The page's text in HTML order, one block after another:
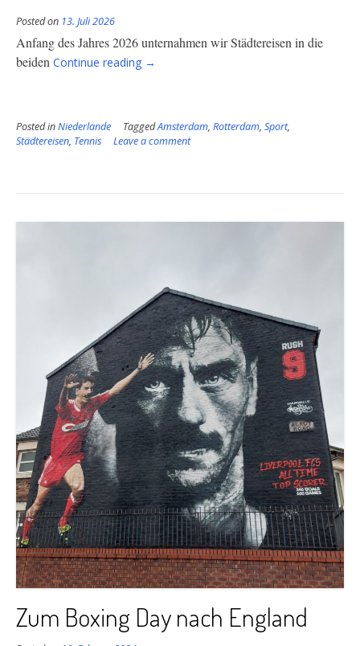
Posted on 13. Juli 2026
Anfang des Jahres 2026 unternahmen wir Städtereisen in die
beiden Continue reading
“Kurztrips
Rotterdam”
→
Posted inNiederlande TaggedAmsterdam, Rotterdam, Sport,
Städtereisen, Tennis Leave a comment
Zum Boxing Day nach England